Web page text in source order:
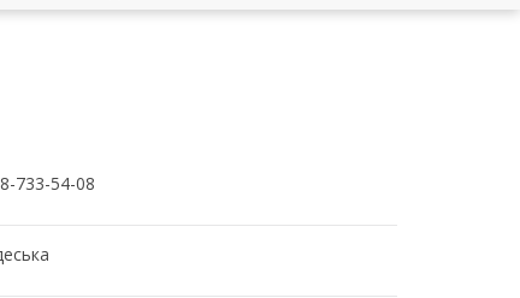
733-54-08